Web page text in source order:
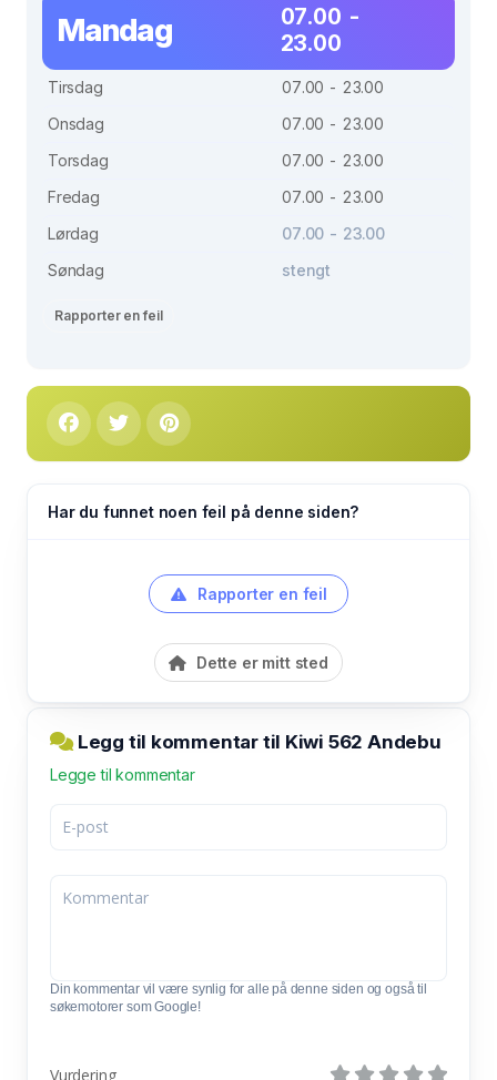
Mandag
07.00 -
23.00
Tirsdag
07.00 - 23.00
Onsdag
07.00 - 23.00
Torsdag
07.00 - 23.00
Fredag
07.00 - 23.00
Lørdag
07.00 - 23.00
Søndag
stengt
Rapporter en feil
Har du funnet noen feil på denne siden?
Rapporter en feil
Dette er mitt sted
Legg til kommentar til Kiwi 562 Andebu
Legge til kommentar
Din kommentar vil være synlig for alle på denne siden og også til
søkemotorer som Google!
Vurdering